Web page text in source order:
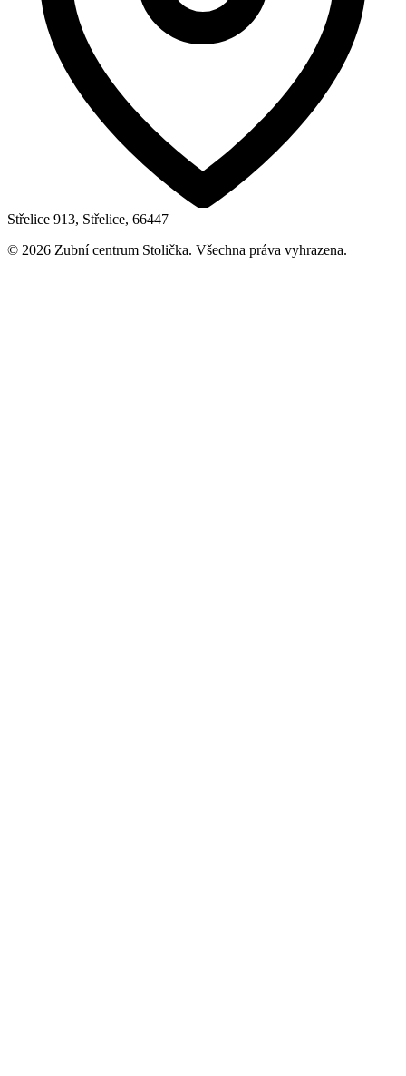
Střelice 913, Střelice, 66447
© 2026 Zubní centrum Stolička. Všechna práva vyhrazena.